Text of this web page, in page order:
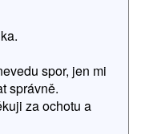
spor, jen mi
správně.
za ochotu a